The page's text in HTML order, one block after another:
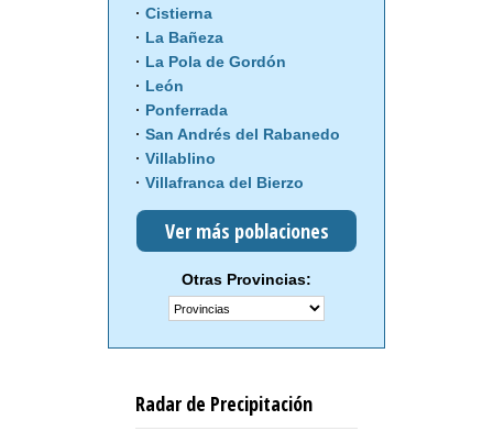
Cistierna
La Bañeza
La Pola de Gordón
León
Ponferrada
San Andrés del Rabanedo
Villablino
Villafranca del Bierzo
Ver más poblaciones
Otras Provincias:
Radar de Precipitación